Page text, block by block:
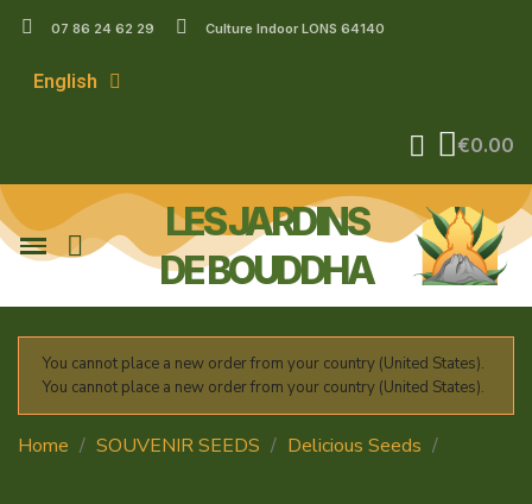
07 86 24 62 29 Culture Indoor LONS 64140
English
€0.00
LES JARDINS
DE BOUDDHA
You cannot place a new order from your country (United States).
You cannot place a new order from your country (United States).
Home SOUVENIR SEEDS Delicious Seeds